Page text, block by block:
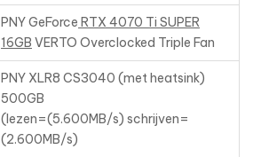
PNY GeForce RTX 4070 Ti SUPER
16GB VERTO Overclocked Triple Fan
PNY XLR8 CS3040 (met heatsink)
500GB
(lezen=(5.600MB/s) schrijven=
(2.600MB/s)